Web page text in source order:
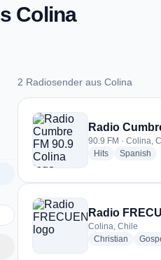
Colina
2 Radiosender aus Colina
2 Radiosender aus Colina
Radio
90.9 FM · Colina,
Hitsradio stations
Spanish
Radio
Colina, Chile
Christian radio